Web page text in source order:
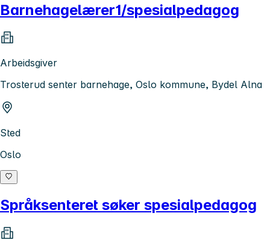
Barnehagelærer1/spesialpedagog
Arbeidsgiver
Trosterud senter barnehage, Oslo kommune, Bydel Alna
Sted
Oslo
Språksenteret søker spesialpedagog